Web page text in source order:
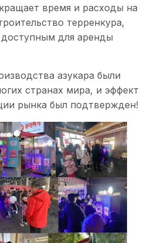
время и расходы на
терренкура,
доступным для аренды
азукара были
странах мира, и эффект
рынка был подтвержден!